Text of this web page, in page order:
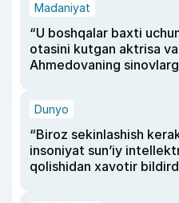
Madaniyat
“U boshqalar baxti
otasini kutgan aktrisa
Ahmedovaning
Dunyo
“Biroz sekinlashish
insoniyat sun’iy
qolishidan xavotir